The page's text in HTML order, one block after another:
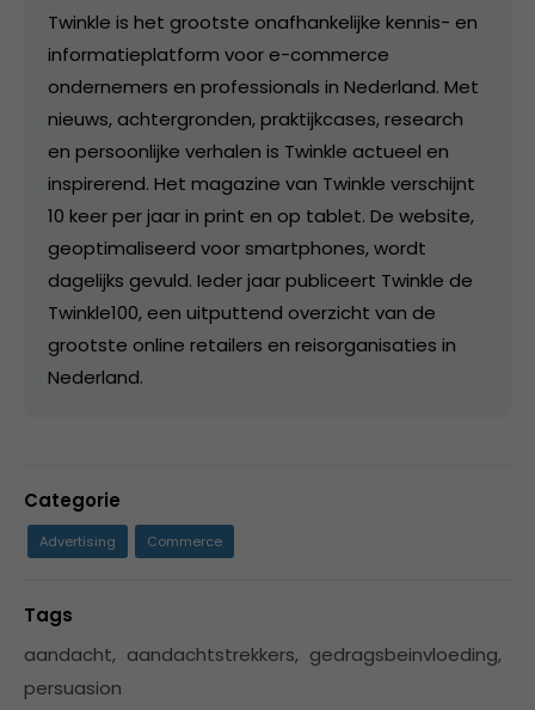
Twinkle is het grootste onafhankelijke kennis- en
informatieplatform voor e-commerce
ondernemers en professionals in Nederland. Met
nieuws, achtergronden, praktijkcases, research
en persoonlijke verhalen is Twinkle actueel en
inspirerend. Het magazine van Twinkle verschijnt
10 keer per jaar in print en op tablet. De website,
geoptimaliseerd voor smartphones, wordt
dagelijks gevuld. Ieder jaar publiceert Twinkle de
Twinkle100, een uitputtend overzicht van de
grootste online retailers en reisorganisaties in
Nederland.
Categorie
Advertising Commerce
Tags
aandacht, aandachtstrekkers, gedragsbeinvloeding,
persuasion